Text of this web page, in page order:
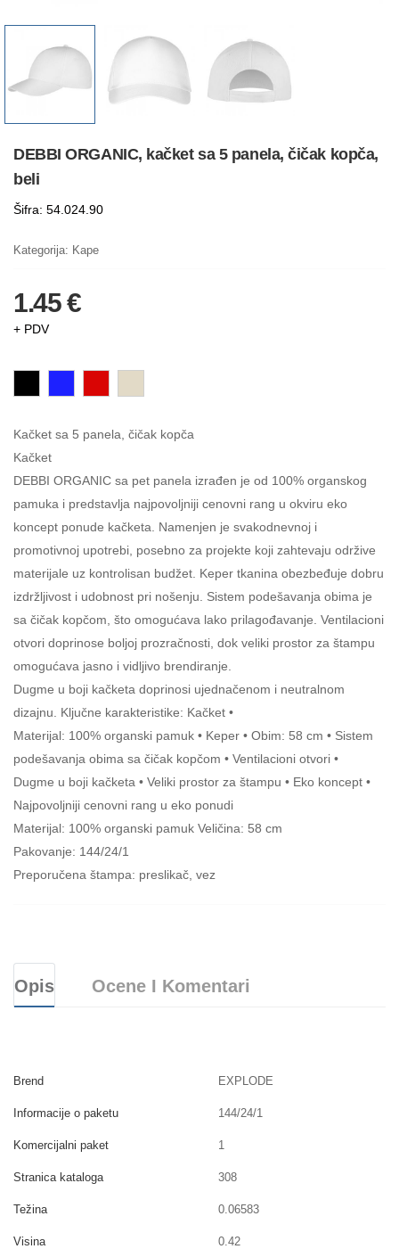
DEBBI ORGANIC, kačket sa 5 panela, čičak kopča,
beli
Šifra: 54.024.90
Kategorija: Kape
1.45 €
+ PDV
Kačket sa 5 panela, čičak kopča
Kačket
DEBBI ORGANIC sa pet panela izrađen je od 100% organskog
pamuka i predstavlja najpovoljniji cenovni rang u okviru eko
koncept ponude kačketa. Namenjen je svakodnevnoj i
promotivnoj upotrebi, posebno za projekte koji zahtevaju održive
materijale uz kontrolisan budžet. Keper tkanina obezbeđuje dobru
izdržljivost i udobnost pri nošenju. Sistem podešavanja obima je
sa čičak kopčom, što omogućava lako prilagođavanje. Ventilacioni
otvori doprinose boljoj prozračnosti, dok veliki prostor za štampu
omogućava jasno i vidljivo brendiranje.
Dugme u boji kačketa doprinosi ujednačenom i neutralnom
dizajnu. Ključne karakteristike: Kačket •
Materijal: 100% organski pamuk • Keper • Obim: 58 cm • Sistem
podešavanja obima sa čičak kopčom • Ventilacioni otvori •
Dugme u boji kačketa • Veliki prostor za štampu • Eko koncept •
Najpovoljniji cenovni rang u eko ponudi
Materijal: 100% organski pamuk Veličina: 58 cm
Pakovanje: 144/24/1
Preporučena štampa: preslikač, vez
Opis Ocene I Komentari
Brend EXPLODE
Informacije o paketu 144/24/1
Komercijalni paket 1
Stranica kataloga 308
Težina 0.06583
Visina 0.42